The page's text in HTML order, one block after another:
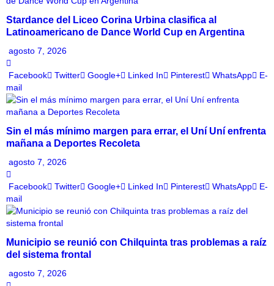
Stardance del Liceo Corina Urbina clasifica al
Latinoamericano de Dance World Cup en Argentina
agosto 7, 2026
Facebook Twitter Google+ Linked In Pinterest WhatsApp
E-
mail
Sin el más mínimo margen para errar, el Uní Uní enfrenta
mañana a Deportes Recoleta
agosto 7, 2026
Facebook Twitter Google+ Linked In Pinterest WhatsApp
E-
mail
Municipio se reunió con Chilquinta tras problemas a raíz
del sistema frontal
agosto 7, 2026